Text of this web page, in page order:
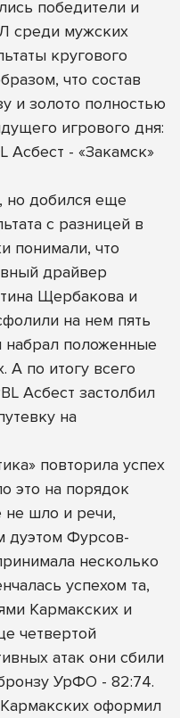
победители и
среди мужских
кругового
что состав
и золото полностью
игрового дня:
Асбест - «Закамск»
но добился еще
с разницей в
понимали, что
драйвер
Щербакова и
на нем пять
набрал положенные
А по итогу всего
Асбест застолбил
на
повторила успех
это на порядок
не шло и речи,
дуэтом Фурсов-
несколько
успехом та,
Кармакских и
четвертой
атак они сбили
УрФО - 82:74.
оформил